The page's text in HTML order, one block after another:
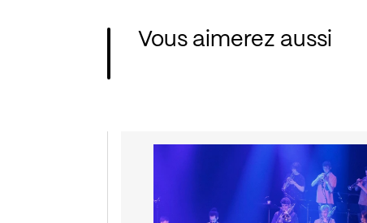
Vous aimerez aussi